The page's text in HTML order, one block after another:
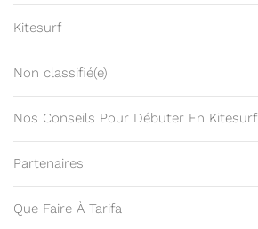
Kitesurf
Non classifié(e)
Nos Conseils Pour Débuter En Kitesurf
Partenaires
Que Faire À Tarifa